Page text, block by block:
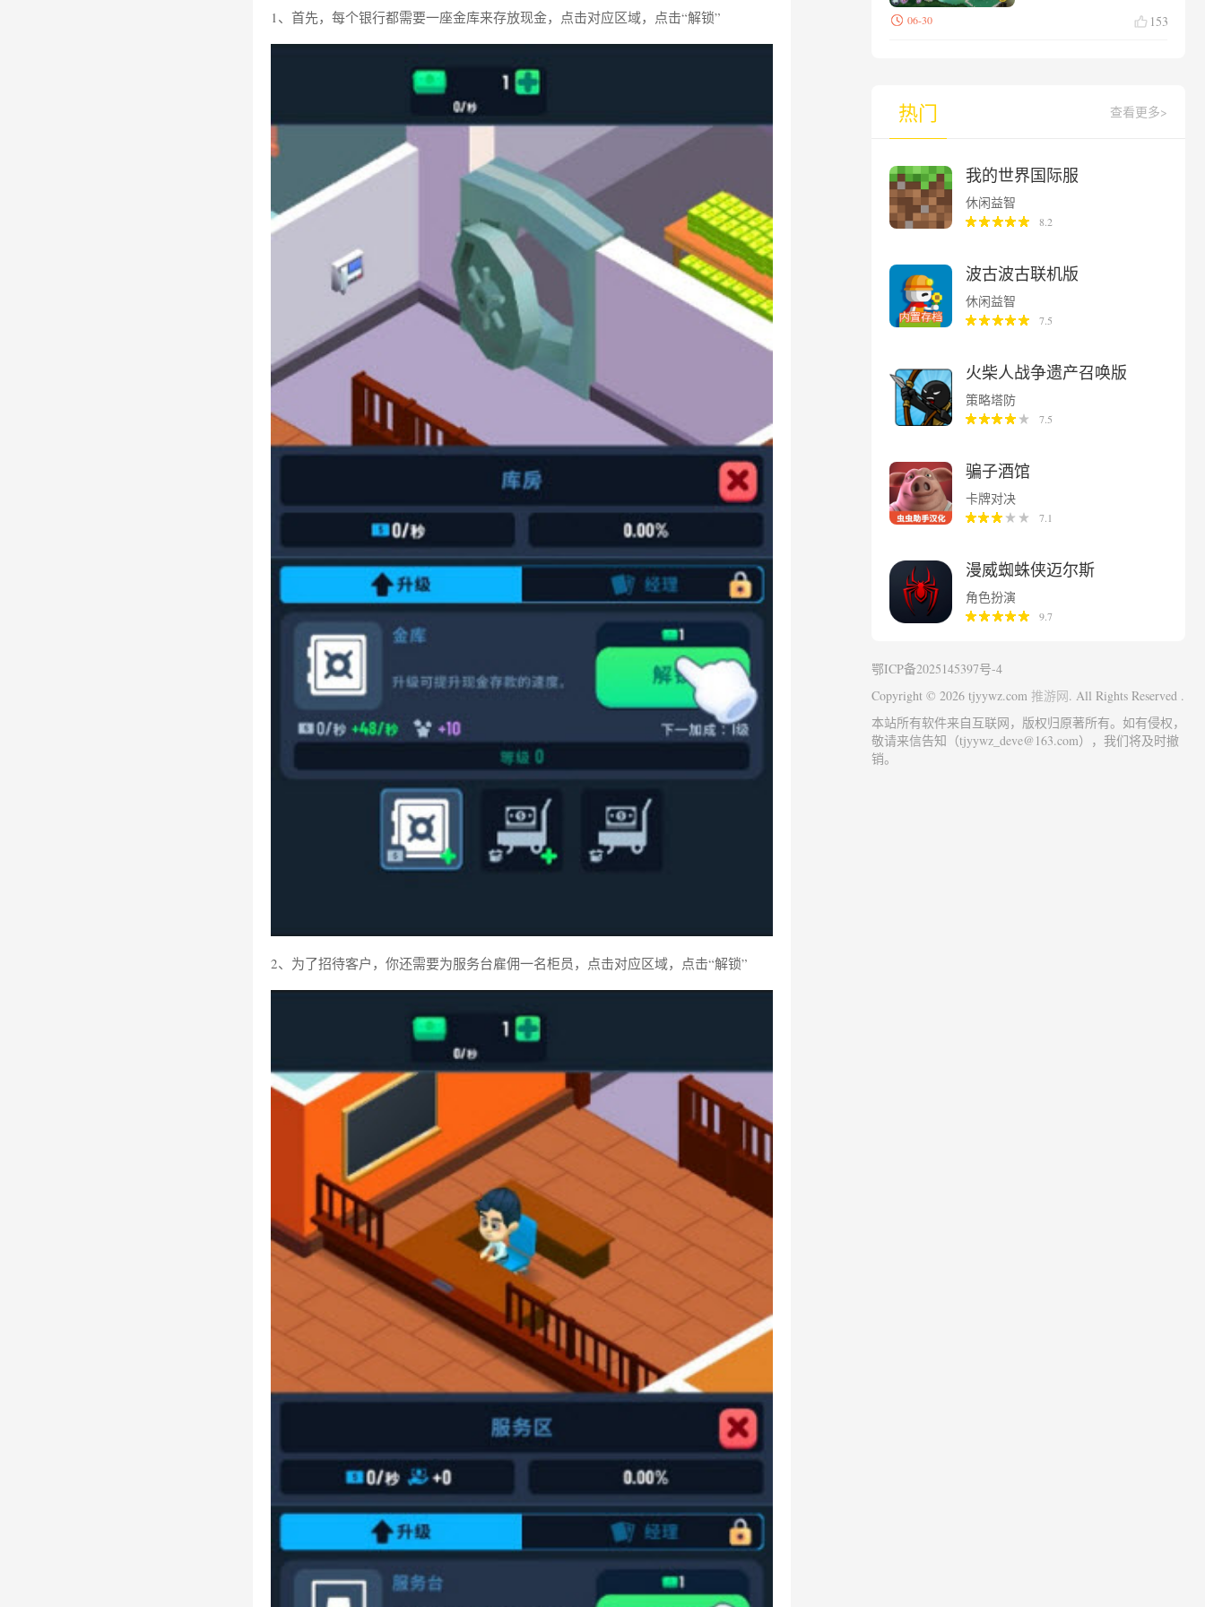
1、首先，每个银行都需要一座金库来存放现金，点击对应区域，点击“解锁”
2、为了招待客户，你还需要为服务台雇佣一名柜员，点击对应区域，点击“解锁”
06-30 153
热门 查看更多>
我的世界国际服
休闲益智
8.2
波古波古联机版
休闲益智
7.5
火柴人战争遗产召唤版
策略塔防
7.5
骗子酒馆
卡牌对决
7.1
漫威蜘蛛侠迈尔斯
角色扮演
9.7
鄂ICP备2025145397号-4
Copyright © 2026 tjyywz.com 推游网. All Rights Reserved .
本站所有软件来自互联网，版权归原著所有。如有侵权，
敬请来信告知（tjyywz_deve@163.com），我们将及时撤
销。